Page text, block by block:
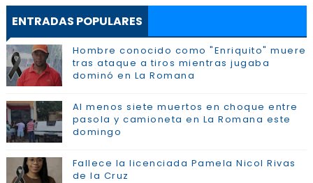
ENTRADAS POPULARES
Hombre conocido como "Enriquito" muere
tras ataque a tiros mientras jugaba
dominó en La Romana
Al menos siete muertos en choque entre
pasola y camioneta en La Romana este
domingo
Fallece la licenciada Pamela Nicol Rivas
de la Cruz